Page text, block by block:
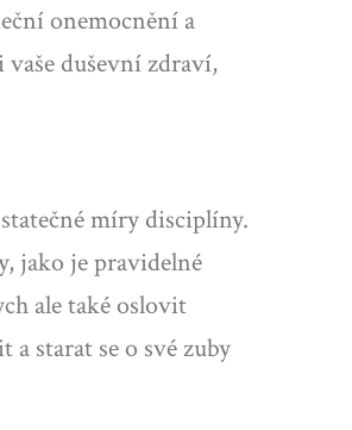
onemocnění a
duševní zdraví,
míry disciplíny.
jako je pravidelné
ale také oslovit
starat se o své zuby